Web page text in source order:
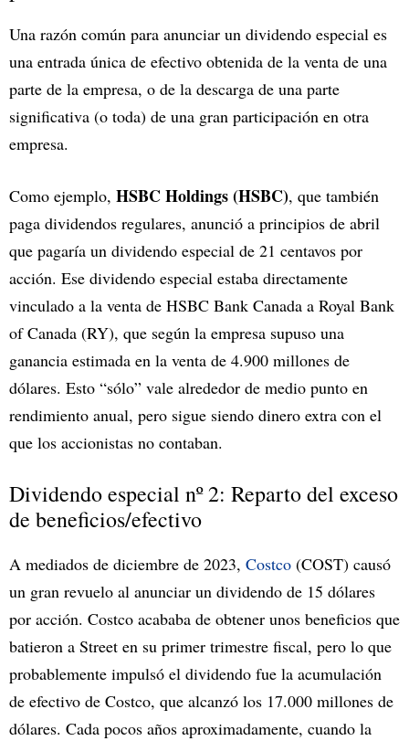
Una razón común para anunciar un dividendo especial es
una entrada única de efectivo obtenida de la venta de una
parte de la empresa, o de la descarga de una parte
significativa (o toda) de una gran participación en otra
empresa.
Como ejemplo, HSBC Holdings (HSBC), que también
paga dividendos regulares, anunció a principios de abril
que pagaría un dividendo especial de 21 centavos por
acción. Ese dividendo especial estaba directamente
vinculado a la venta de HSBC Bank Canada a Royal Bank
of Canada (RY), que según la empresa supuso una
ganancia estimada en la venta de 4.900 millones de
dólares. Esto “sólo” vale alrededor de medio punto en
rendimiento anual, pero sigue siendo dinero extra con el
que los accionistas no contaban.
Dividendo especial nº 2: Reparto del exceso
de beneficios/efectivo
A mediados de diciembre de 2023, Costco (COST) causó
un gran revuelo al anunciar un dividendo de 15 dólares
por acción. Costco acababa de obtener unos beneficios que
batieron a Street en su primer trimestre fiscal, pero lo que
probablemente impulsó el dividendo fue la acumulación
de efectivo de Costco, que alcanzó los 17.000 millones de
dólares. Cada pocos años aproximadamente, cuando la